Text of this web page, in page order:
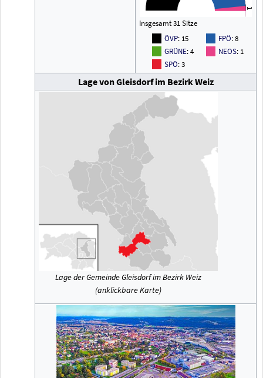
1
Insgesamt 31 Sitze
ÖVP: 15
GRÜNE: 4
SPÖ: 3
FPÖ: 8
NEOS: 1
Lage von Gleisdorf im Bezirk Weiz
Lage der Gemeinde Gleisdorf im Bezirk Weiz
(anklickbare Karte)